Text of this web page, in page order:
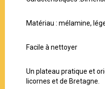
Matériau : mélamine,
Facile à nettoyer
Un plateau pratique et
licornes et de Bretagne.